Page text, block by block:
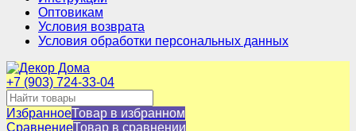
Оптовикам
Условия возврата
Условия обработки персональных данных
+7 (903) 724-33-04
ИзбранноеТовар в избранном
СравнениеТовар в сравнении